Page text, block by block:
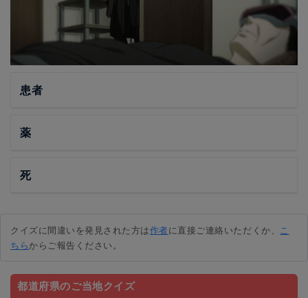
患者
薬
死
クイズに間違いを発見された方は作者に直接ご連絡いただくか、 こ
ちらからご報告ください。
都道府県のご当地クイズ